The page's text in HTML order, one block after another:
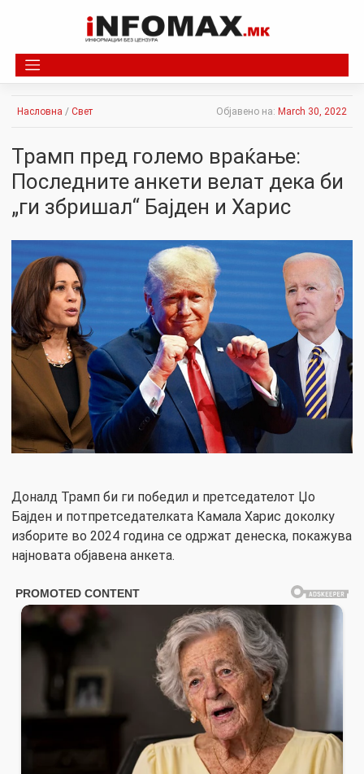
Насловна / Свет Објавено на: March 30, 2022
Трамп пред големо враќање:
Последните анкети велат дека би
„ги збришал“ Бајден и Харис
Доналд Трамп би ги победил и претседателот Џо
Бајден и потпретседателката Камала Харис доколку
изборите во 2024 година се одржат денеска, покажува
најновата објавена анкета.